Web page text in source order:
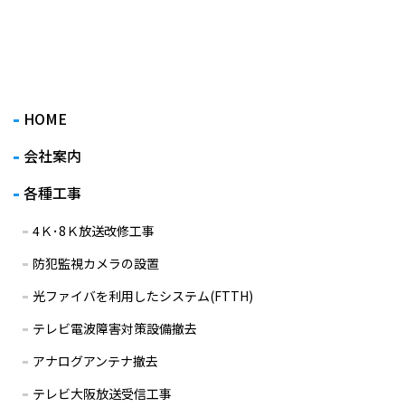
HOME
会社案内
各種工事
4Ｋ･8Ｋ放送改修工事
防犯監視カメラの設置
光ファイバを利用したシステム(FTTH)
テレビ電波障害対策設備撤去
アナログアンテナ撤去
テレビ大阪放送受信工事